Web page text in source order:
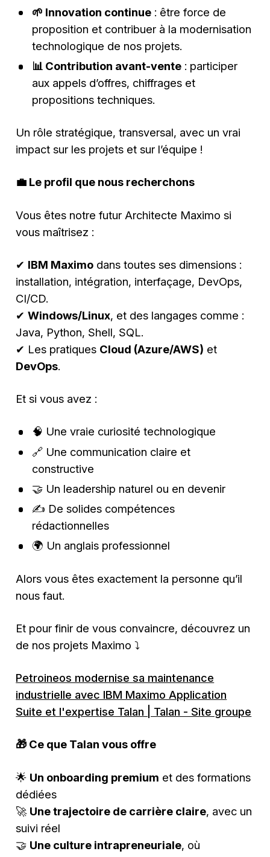
🌱 Innovation continue: être force de
proposition et contribuer à la modernisation
technologique de nos projets.
📊 Contribution avant-vente: participer
aux appels d’offres, chiffrages et
propositions techniques.
Un rôle stratégique, transversal, avec un vrai
impact sur les projets et sur l’équipe !
💼 Le profil que nous recherchons
Vous êtes notre futur Architecte Maximo si
vous maîtrisez :
✔ IBM Maximo dans toutes ses dimensions :
installation, intégration, interfaçage, DevOps,
CI/CD.
✔Windows/Linux, et des langages comme :
Java, Python, Shell, SQL.
✔ Les pratiques Cloud (Azure/AWS) et
DevOps.
Et si vous avez :
🧠 Une vraie curiosité technologique
🔗 Une communication claire et
constructive
🤝 Un leadership naturel ou en devenir
✍️ De solides compétences
rédactionnelles
🌍 Un anglais professionnel
Alors vous êtes exactement la personne qu’il
nous faut.
Et pour finir de vous convaincre, découvrez un
de nos projets Maximo ⤵️
Petroineos modernise sa maintenance
industrielle avec IBM Maximo Application
Suite et l'expertise Talan | Talan - Site groupe
🎁 Ce que Talan vous offre
🌟 Un onboarding premium et des formations
dédiées
🚀 Une trajectoire de carrière claire, avec un
suivi réel
🤝 Une culture intrapreneuriale, où